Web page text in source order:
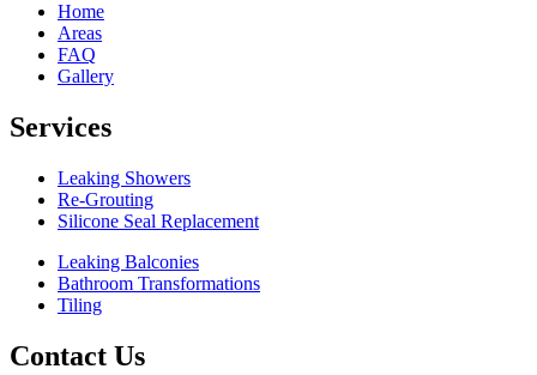
Home
Areas
FAQ
Gallery
Services
Leaking Showers
Re-Grouting
Silicone Seal Replacement
Leaking Balconies
Bathroom Transformations
Tiling
Contact Us